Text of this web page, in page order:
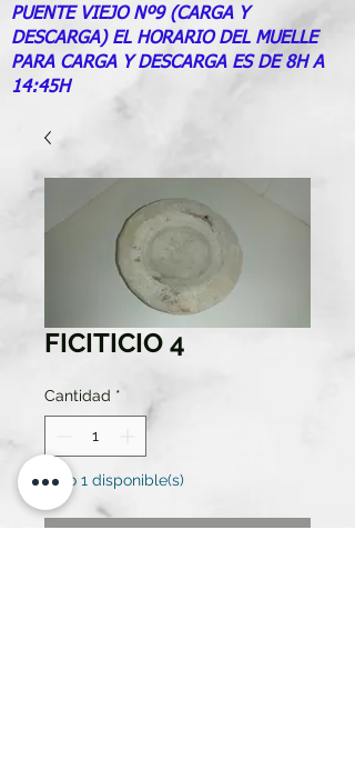
PUENTE VIEJO Nº9 (CARGA Y
DESCARGA) EL HORARIO DEL MUELLE
PARA CARGA Y DESCARGA ES DE 8H A
14:45H
FICITICIO 4
Cantidad *
Solo 1 disponible(s)